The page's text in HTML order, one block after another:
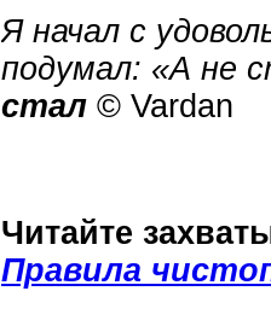
Я начал с
подумал: «А не
стал © Vardan
Читайте
Правила